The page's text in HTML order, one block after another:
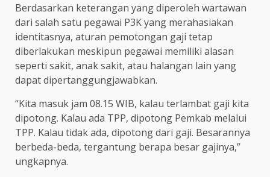
Berdasarkan keterangan yang diperoleh wartawan
dari salah satu pegawai P3K yang merahasiakan
identitasnya, aturan pemotongan gaji tetap
diberlakukan meskipun pegawai memiliki alasan
seperti sakit, anak sakit, atau halangan lain yang
dapat dipertanggungjawabkan.
“Kita masuk jam 08.15 WIB, kalau terlambat gaji kita
dipotong. Kalau ada TPP, dipotong Pemkab melalui
TPP. Kalau tidak ada, dipotong dari gaji. Besarannya
berbeda-beda, tergantung berapa besar gajinya,”
ungkapnya.